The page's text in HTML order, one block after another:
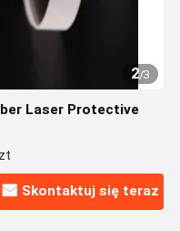
2/3
Laser Protective
Skontaktuj się teraz